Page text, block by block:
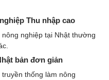
Thu nhập cao
nghiệp tại Nhật thường
bản đơn giản
thống làm nông